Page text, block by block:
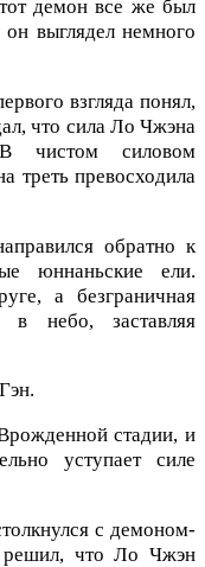
демон все же был
выглядел немного
взгляда понял,
что сила Ло Чжэна
чистом силовом
треть превосходила
обратно к
юннаньские ели.
а безграничная
в небо, заставляя
стадии, и
уступает силе
с демоном-
решил, что Ло Чжэн